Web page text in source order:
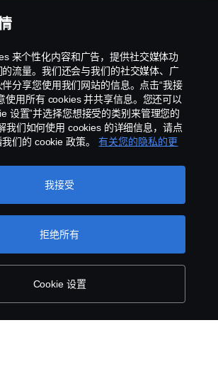
号
来个性化内容和广告，提供社交媒体功
流量。我们还会与我们的社交媒体、广
分享您使用我们网站的信息。点击“我接
使用所有 cookies 并共享信息。您还可以
设置”并选择您想接受的类别来管理您的
我们如何使用 cookies 的详细信息，请点
们的 cookie 政策。
有关您的隐私的更
Cookie 设置
拒绝所有
我接受